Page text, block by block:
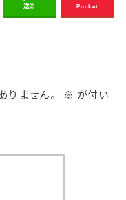
送る Pocket
りません。 ※ が付い